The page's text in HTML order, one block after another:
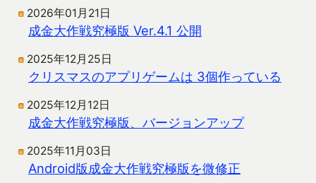
2026年01月21日
成金大作戦究極版 Ver.4.1 公開
2025年12月25日
クリスマスのアプリゲームは 3個作っている
2025年12月12日
成金大作戦究極版、バージョンアップ
2025年11月03日
Android版成金大作戦究極版を微修正